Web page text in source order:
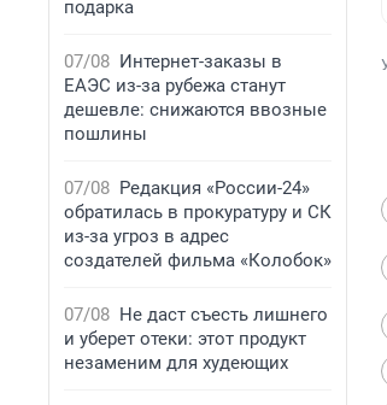
подарка
07/08 Интернет-заказы в
ЕАЭС из-за рубежа станут
дешевле: снижаются ввозные
пошлины
07/08 Редакция «России-24»
обратилась в прокуратуру и СК
из-за угроз в адрес
создателей фильма «Колобок»
07/08 Не даст съесть лишнего
и уберет отеки: этот продукт
незаменим для худеющих